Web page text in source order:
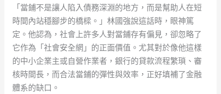
「當鋪不是讓人陷入債務深淵的地方，而是幫助人在短
時間內站穩腳步的橋樑。」林國強說這話時，眼神篤
定。他認為，社會上許多人對當鋪存有偏見，卻忽略了
它作為「社會安全網」的正面價值。尤其對於像他這樣
的中小企業主或自營作業者，銀行的貸款流程繁瑣、審
核時間長，而合法當鋪的彈性與效率，正好填補了金融
體系的缺口。